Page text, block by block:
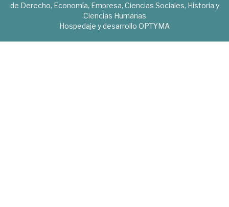
de Derecho, Economía, Empresa, Ciencias Sociales, Historia y
Ciencias Humanas
Hospedaje y desarrollo OPTYMA